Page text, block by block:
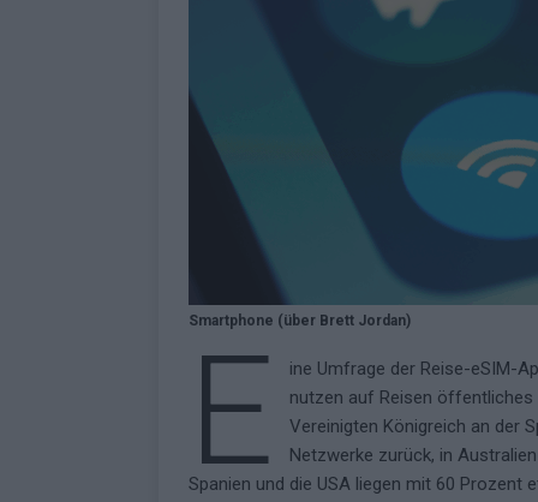
KOMMENTAR
Smartphone (über Brett Jordan)
E
ine Umfrage der Reise-eSIM-
nutzen auf Reisen öffentliches
Vereinigten Königreich an der
Netzwerke zurück, in
Spanien und die USA liegen mit 60 Prozent